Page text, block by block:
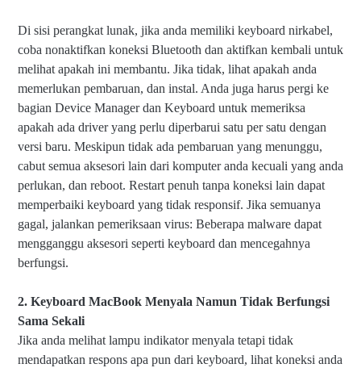
Di sisi perangkat lunak, jika anda memiliki keyboard nirkabel,
coba nonaktifkan koneksi Bluetooth dan aktifkan kembali untuk
melihat apakah ini membantu. Jika tidak, lihat apakah anda
memerlukan pembaruan, dan instal. Anda juga harus pergi ke
bagian Device Manager dan Keyboard untuk memeriksa
apakah ada driver yang perlu diperbarui satu per satu dengan
versi baru. Meskipun tidak ada pembaruan yang menunggu,
cabut semua aksesori lain dari komputer anda kecuali yang anda
perlukan, dan reboot. Restart penuh tanpa koneksi lain dapat
memperbaiki keyboard yang tidak responsif. Jika semuanya
gagal, jalankan pemeriksaan virus: Beberapa malware dapat
mengganggu aksesori seperti keyboard dan mencegahnya
berfungsi.
2. Keyboard MacBook Menyala Namun Tidak Berfungsi
Sama Sekali
Jika anda melihat lampu indikator menyala tetapi tidak
mendapatkan respons apa pun dari keyboard, lihat koneksi anda